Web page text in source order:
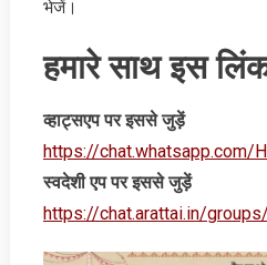
भेजें।
हमारे साथ इस
व्‍हाट्सएप पर इससे जुड़ें
https://chat.whatsapp.com/
स्‍वदेशी एप पर इससे जुड़ें
https://chat.arattai.in/